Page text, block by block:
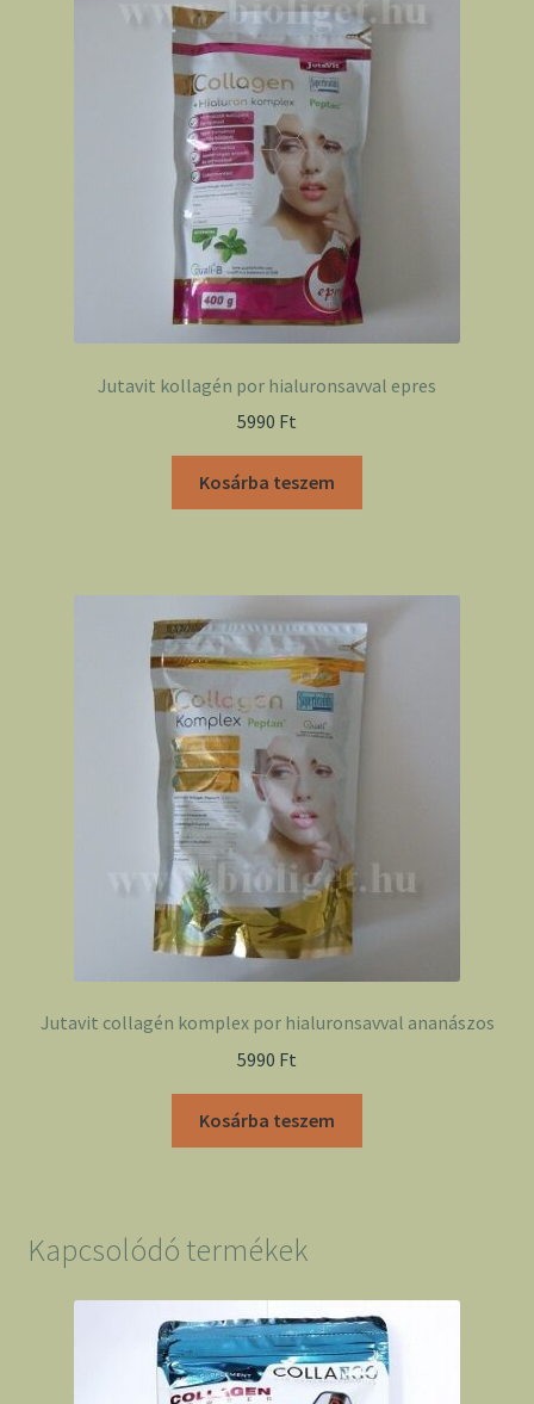
Jutavit kollagén por hialuronsavval epres
5990 Ft
Kosárba teszem
Jutavit collagén komplex por hialuronsavval ananászos
5990 Ft
Kosárba teszem
Kapcsolódó termékek